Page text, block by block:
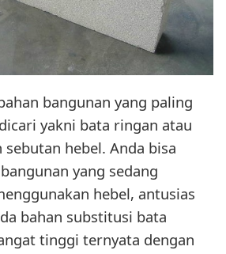
bangunan yang paling
yakni bata ringan atau
hebel. Anda bisa
yang sedang
hebel, antusias
bahan substitusi bata
tinggi ternyata dengan